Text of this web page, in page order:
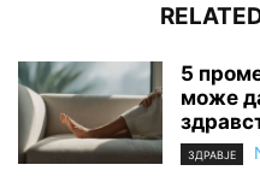
5
може
ЗДРАВЈЕ